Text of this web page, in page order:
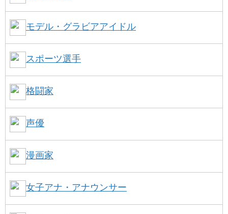
モデル・グラビアアイドル
スポーツ選手
格闘家
声優
漫画家
女子アナ・アナウンサー